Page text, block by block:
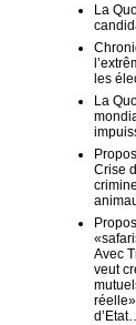
La
les
La
Crise
Avec
veut
d’Etat…